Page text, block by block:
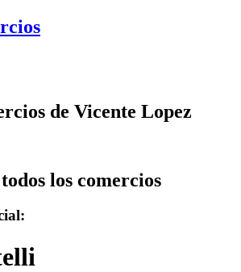
de Vicente Lopez
los comercios